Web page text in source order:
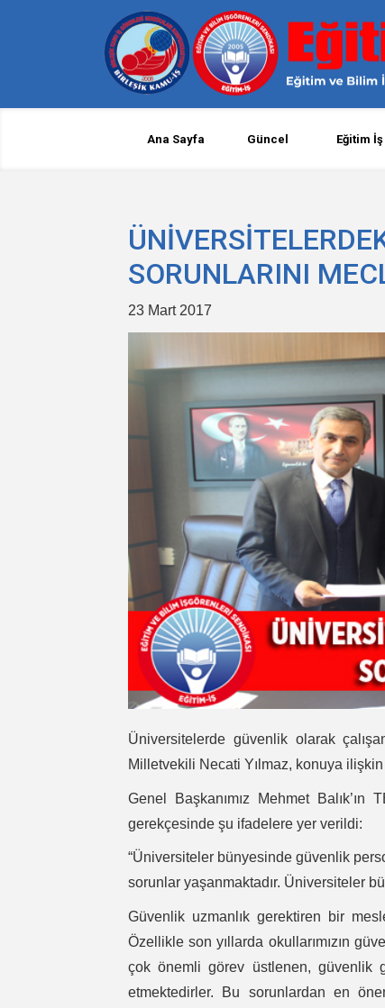
Ana Sayfa Güncel Eğitim İş
SORUNLARINI
23 Mart 2017
Üniversitelerde güvenlik olarak
Milletvekili Necati Yılmaz, konuya ilişkin
Genel Başkanımız Mehmet Balık’ın
gerekçesinde şu ifadelere yer verildi:
“Üniversiteler bünyesinde güvenlik
sorunlar yaşanmaktadır. Üniversiteler
Güvenlik uzmanlık gerektiren bir
Özellikle son yıllarda okullarımızın
çok önemli görev üstlenen, güvenlik
etmektedirler. Bu sorunlardan en